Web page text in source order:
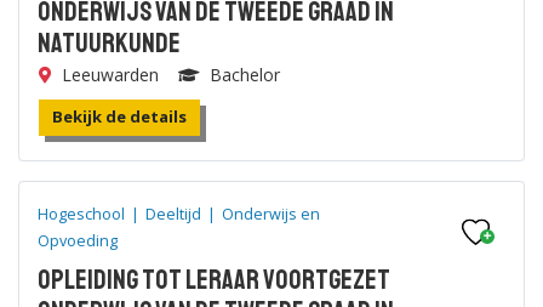
onderwijs van de tweede graad in
Natuurkunde
Leeuwarden Bachelor
Bekijk de details
Hogeschool | Deeltijd | Onderwijs en
Opvoeding
Opleiding tot leraar voortgezet